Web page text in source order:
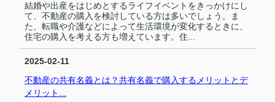
結婚や出産をはじめとするライフイベントをきっかけにし
て、不動産の購入を検討している方は多いでしょう。ま
た、転職や介護などによって生活環境が変化するときに、
住宅の購入を考える方も増えています。住...
2025-02-11
不動産の共有名義とは？共有名義で購入するメリットとデ
メリット...